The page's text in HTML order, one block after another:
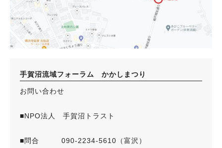
手賀沼流域フォーラム かかしまつり
お問い合わせ
■NPO法人 手賀沼トラスト
■問合 090-2234-5610（富沢）